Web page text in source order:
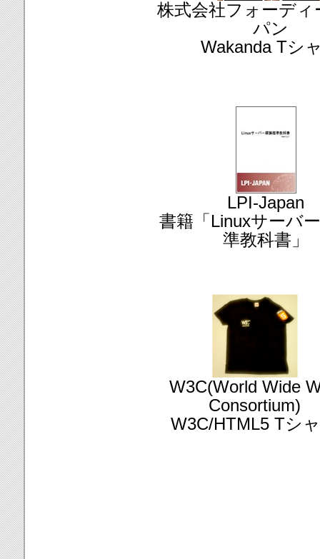
株式会社フォーディ
パン
Wakanda Tシ
LPI-Japan
書籍「Linuxサーバ
準教科書」
W3C(World Wide
Consortium)
W3C/HTML5 Tシ